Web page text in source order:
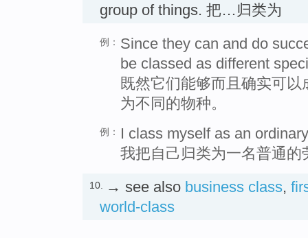
group of things. 把…归类为
例： Since they can and do
be classed as different
既然它们能够而且确实可
为不同的物种。
例：
I class myself as an
我把自己归类为一名普通的
10. → see also business class,
world-class